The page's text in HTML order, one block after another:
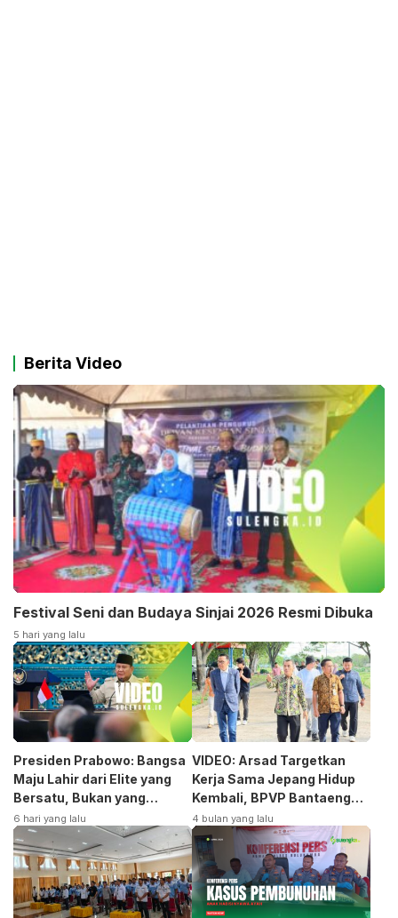
Berita Video
Festival Seni dan Budaya Sinjai 2026 Resmi Dibuka
5 hari yang lalu
Presiden Prabowo: Bangsa
Maju Lahir dari Elite yang
Bersatu, Bukan yang
Terpecah
6 hari yang lalu
VIDEO: Arsad Targetkan
Kerja Sama Jepang Hidup
Kembali, BPVP Bantaeng
Siap Bangkitkan Jurusan
Otomotif
4 bulan yang lalu